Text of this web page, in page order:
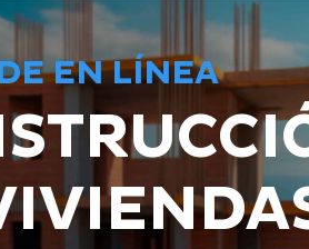
EN LÍNEA